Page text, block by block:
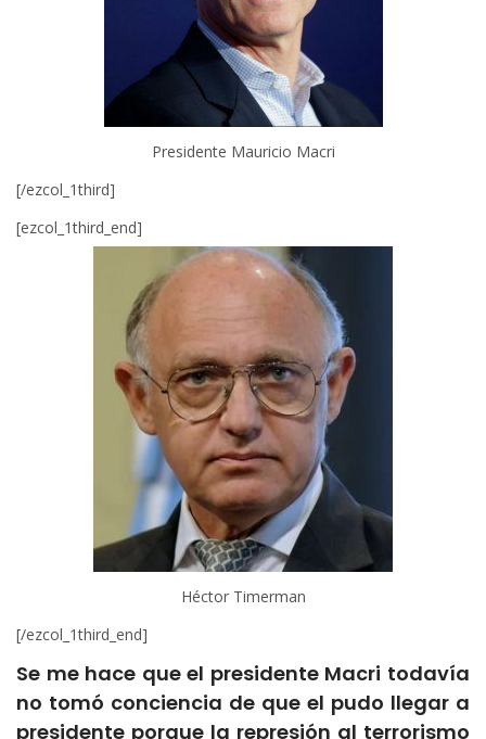
Presidente Mauricio Macri
[/ezcol_1third]
[ezcol_1third_end]
Héctor Timerman
[/ezcol_1third_end]
Se me hace que el presidente Macri todavía
no tomó conciencia de que el pudo llegar a
presidente porque la represión al terrorismo